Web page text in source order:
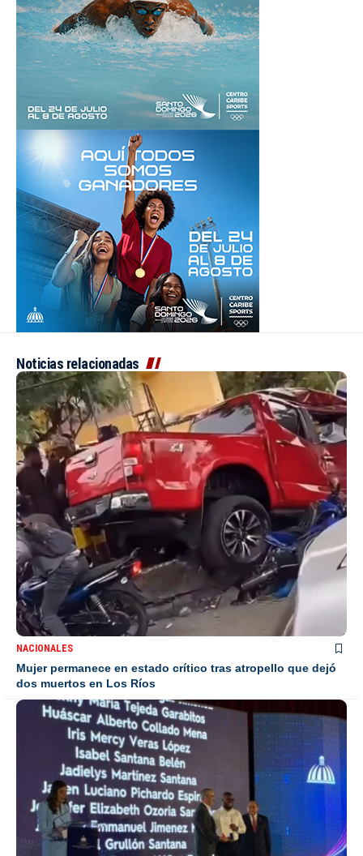
Noticias relacionadas
NACIONALES
Mujer permanece en estado crítico tras atropello que dejó
dos muertos en Los Ríos